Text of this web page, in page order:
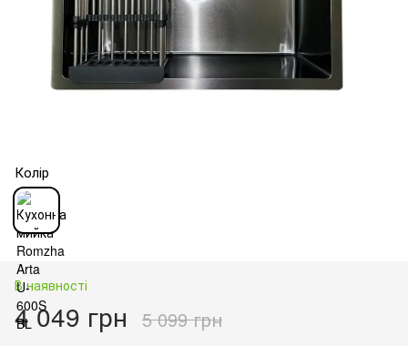
Колір
В наявності
4 049 грн 5 099 грн